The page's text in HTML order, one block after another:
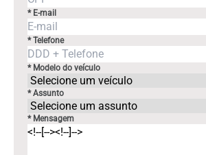
* E-mail
* Telefone
* Modelo do veículo
* Assunto
* Mensagem